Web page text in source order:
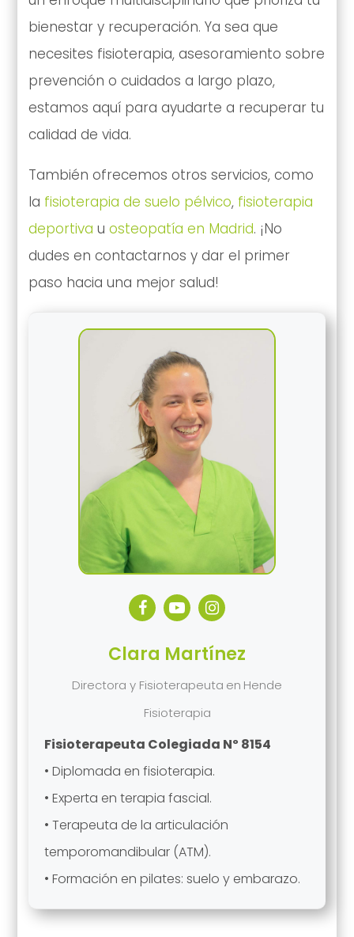
bienestar y recuperación. Ya sea que
necesites fisioterapia, asesoramiento sobre
prevención o cuidados a largo plazo,
estamos aquí para ayudarte a recuperar tu
calidad de vida.
También ofrecemos otros servicios, como
la fisioterapia de suelo pélvico, fisioterapia
deportiva u osteopatía en Madrid. ¡No
dudes en contactarnos y dar el primer
paso hacia una mejor salud!
Clara Martínez
Directora y Fisioterapeuta en Hende
Fisioterapia
Fisioterapeuta Colegiada Nº 8154
• Diplomada en fisioterapia.
• Experta en terapia fascial.
• Terapeuta de la articulación
temporomandibular (ATM).
• Formación en pilates: suelo y embarazo.